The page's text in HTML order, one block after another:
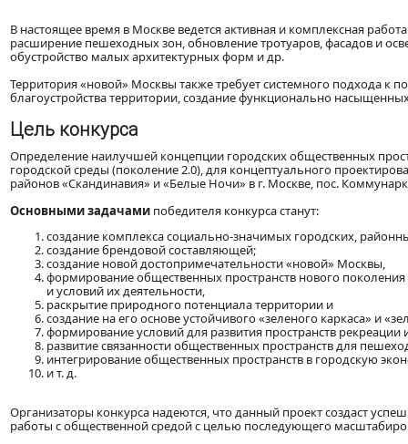
В настоящее время в Москве ведется активная и комплексная
расширение пешеходных зон, обновление тротуаров, фасадов и
обустройство малых архитектурных форм и др.
Территория «новой» Москвы также требует системного подхода
благоустройства территории, создание функционально
Цель конкурса
Определение наилучшей концепции городских общественных
городской среды (поколение 2.0), для концептуального
районов «Скандинавия» и «Белые Ночи» в г. Москве, пос.
Основными задачами победителя конкурса станут:
создание комплекса социально-значимых городских,
создание брендовой составляющей;
создание новой достопримечательности «новой» Москвы,
формирование общественных пространств нового
и условий их деятельности,
раскрытие природного потенциала территории и
создание на его основе устойчивого «зеленого каркаса» и
формирование условий для развития пространств
развитие связанности общественных пространств для
интегрирование общественных пространств в городскую
и т. д.
Организаторы конкурса надеются, что данный проект создаст
работы с общественной средой с целью последующего